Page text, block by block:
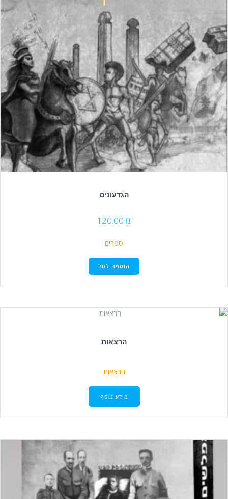
הגדעונים
120.00
ספרים
הוספה לסל
הרצאות
הרצאות
מידע נוסף